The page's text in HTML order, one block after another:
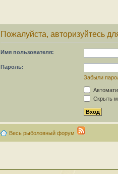
Пожалуйста, авторизуйтесь
Имя пользователя:
Пароль:
Забыли
Скрыть
Весь рыболовный форум